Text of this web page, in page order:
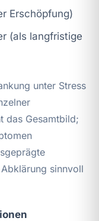
Erschöpfung)
(als langfristige
unter Stress
das Gesamtbild;
sinnvoll